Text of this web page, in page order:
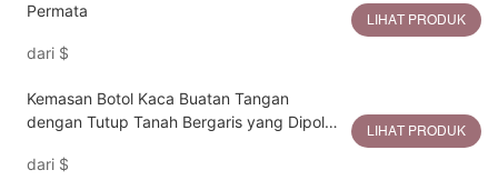
Permata
dari $
LIHAT PRODUK
Kemasan Botol Kaca Buatan Tangan
dengan Tutup Tanah Bergaris yang Dipoles
Berkelanjutan
dari $
LIHAT PRODUK